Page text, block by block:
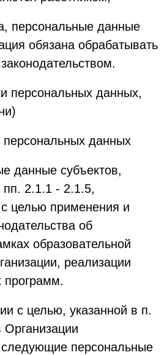
персональные данные
обязана обрабатывать
персональных данных,
данных
данные субъектов,
пп. 2.1.1 - 2.1.5,
целью применения и
об
образовательной
реализации
программ.
с целью, указанной в п.
персональные